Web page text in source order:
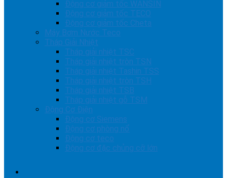
Động cơ giảm tốc WANSIN
Động cơ giảm tốc TECO
Động cơ giảm tốc Cheta
Máy Bơm Nước Teco
Tháp Giải Nhiệt
Tháp giải nhiệt TSC
Tháp giải nhiệt tròn TSN
Tháp giải nhiệt Tashin TSS
Tháp giải nhiệt tròn TSH
Tháp giải nhiệt TSB
Tháp giải nhiệt gỗ TSM
Động Cơ Điện
Động cơ Siemens
Động cơ phòng nổ
Động cơ teco
Động cơ đặc chủng cỡ lớn